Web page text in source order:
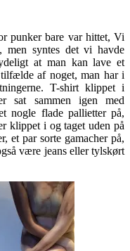
punker bare var hittet, Vi
syntes det vi havde
at man kan lave et
af noget, man har i
T-shirt klippet i
sat sammen igen med
nogle flade pallietter på,
klippet i og taget uden på
et par sorte gamacher på,
være jeans eller tylskørt